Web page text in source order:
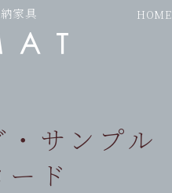
家具 HOME
サンプル
ド